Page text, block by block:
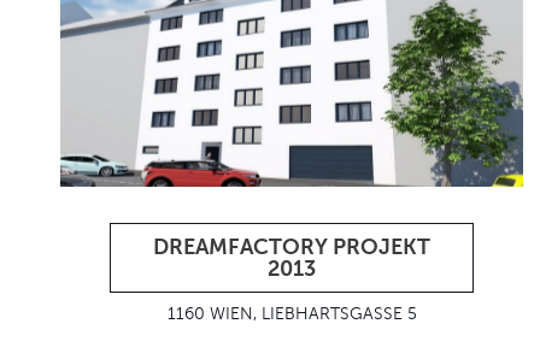
DREAMFACTORY PROJEKT
2013
1160 WIEN, LIEBHARTSGASSE 5